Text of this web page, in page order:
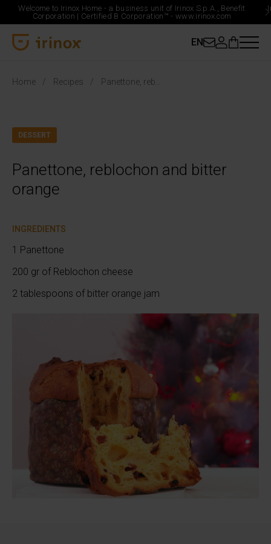
Welcome to Irinox Home - a business unit of Irinox S.p.A., Benefit
Corporation | Certified B Corporation™ - www.irinox.com
EN
Home Recipes
DESSERT
Panettone, reblochon and bitter
orange
INGREDIENTS
1 Panettone
200 gr of Reblochon cheese
2 tablespoons of bitter orange jam